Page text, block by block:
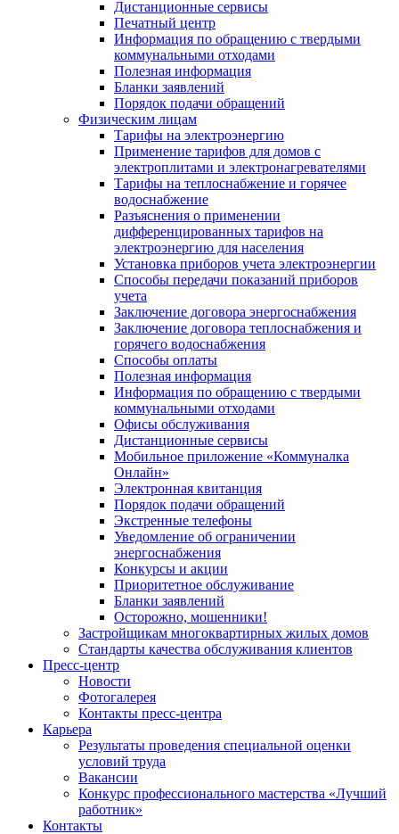
Дистанционные сервисы
Печатный центр
Информация по обращению с твердыми
коммунальными отходами
Полезная информация
Бланки заявлений
Порядок подачи обращений
Физическим лицам
Тарифы на электроэнергию
Применение тарифов для домов с
электроплитами и электронагревателями
Тарифы на теплоснабжение и горячее
водоснабжение
Разъяснения о применении
дифференцированных тарифов на
электроэнергию для населения
Установка приборов учета электроэнергии
Способы передачи показаний приборов
учета
Заключение договора энергоснабжения
Заключение договора теплоснабжения и
горячего водоснабжения
Способы оплаты
Полезная информация
Информация по обращению с твердыми
коммунальными отходами
Офисы обслуживания
Дистанционные сервисы
Мобильное приложение «Коммуналка
Онлайн»
Электронная квитанция
Порядок подачи обращений
Экстренные телефоны
Уведомление об ограничении
энергоснабжения
Конкурсы и акции
Приоритетное обслуживание
Бланки заявлений
Осторожно, мошенники!
Застройщикам многоквартирных жилых домов
Стандарты качества обслуживания клиентов
Пресс-центр
Новости
Фотогалерея
Контакты пресс-центра
Карьера
Результаты проведения специальной оценки
условий труда
Вакансии
Конкурс профессионального мастерства «Лучший
работник»
Контакты